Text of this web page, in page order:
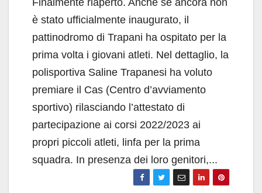
Finalmente riaperto. Anche se ancora non
è stato ufficialmente inaugurato, il
pattinodromo di Trapani ha ospitato per la
prima volta i giovani atleti. Nel dettaglio, la
polisportiva Saline Trapanesi ha voluto
premiare il Cas (Centro d’avviamento
sportivo) rilasciando l’attestato di
partecipazione ai corsi 2022/2023 ai
propri piccoli atleti, linfa per la prima
squadra. In presenza dei loro genitori,...